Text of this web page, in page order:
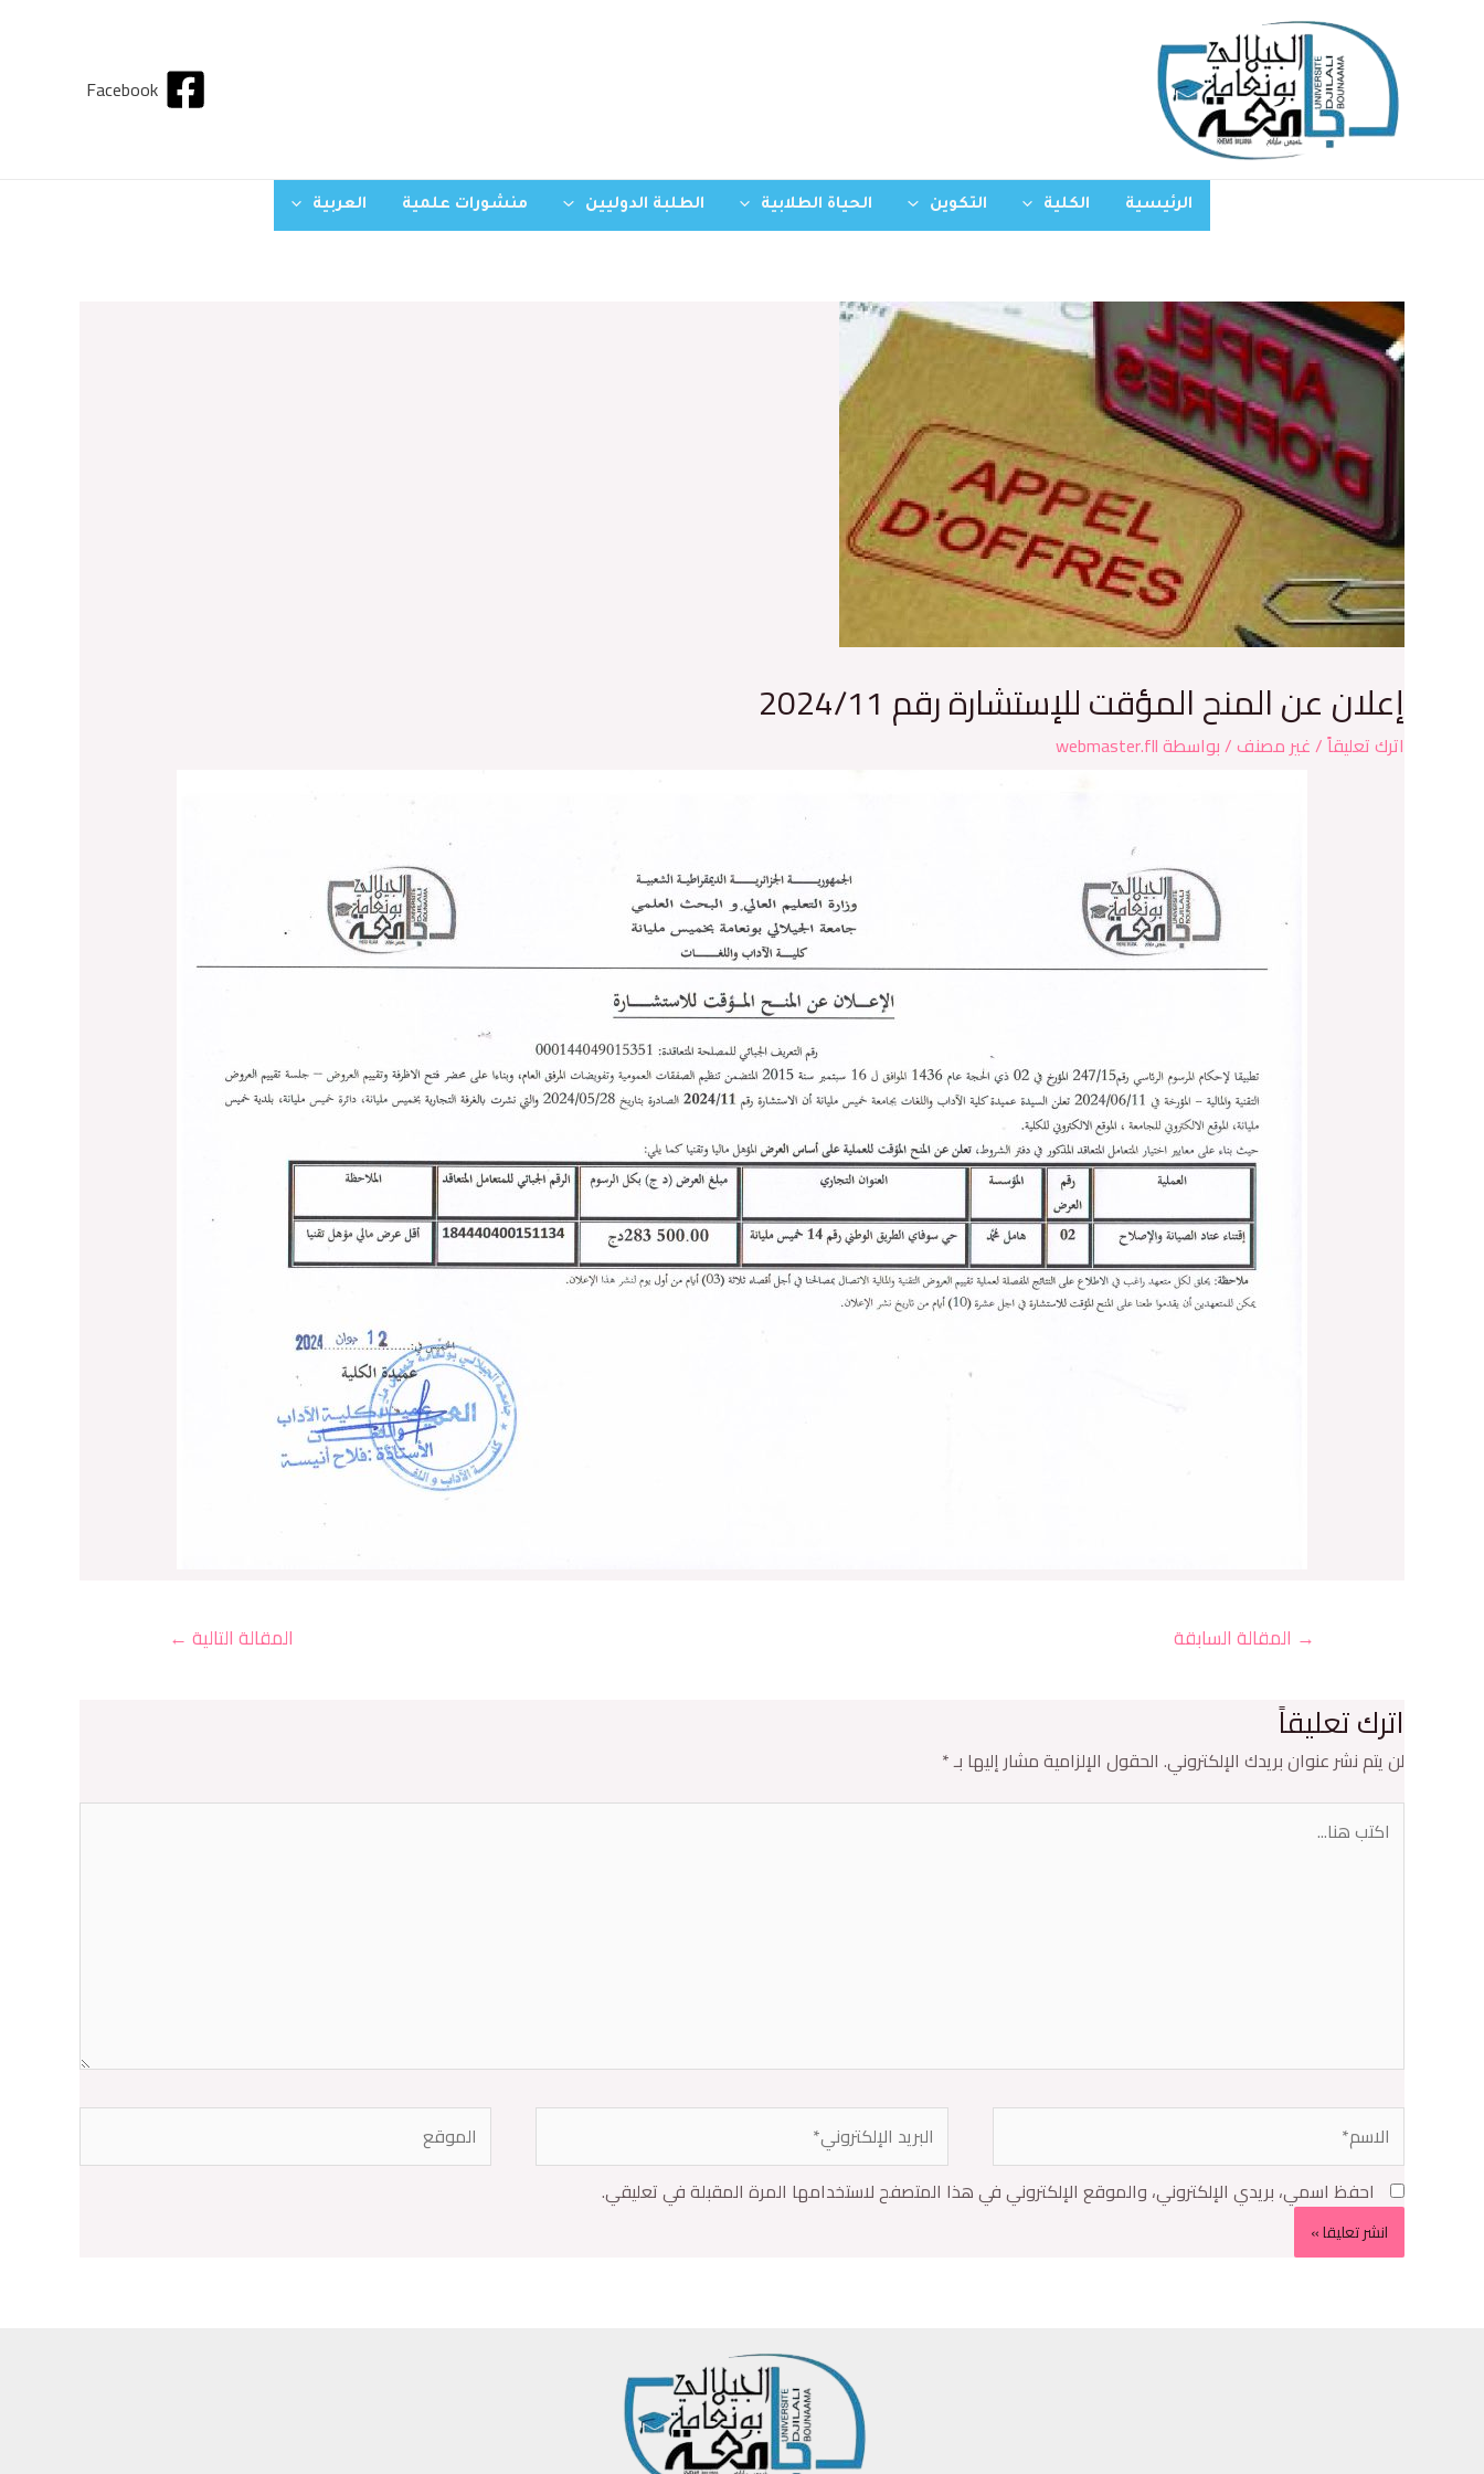
Facebook
الرئيسية الكلية التكوين الحياة الطلابية الطلبة الدوليين منشورات علمية العربية
إعلان عن المنح المؤقت للإستشارة رقم 2024/11
اترك تعليقاً/غير مصنف/ بواسطةwebmaster.fll
→ المقالة السابقة المقالة التالية ←
اترك تعليقاً
لن يتم نشر عنوان بريدك الإلكتروني. الحقول الإلزامية مشار إليها بـ*
احفظ اسمي، بريدي الإلكتروني، والموقع الإلكتروني في هذا المتصفح لاستخدامها المرة المقبلة في تعليقي.